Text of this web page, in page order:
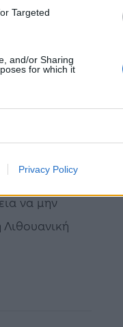
Targeted
and/or Sharing
for which it
Privacy Policy
παρών οι
παρκέ.
με
το ματς
ώστε να μην
να μην